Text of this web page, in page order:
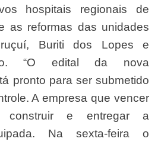
hospitais regionais de
as reformas das unidades
Buriti dos Lopes e
“O edital da nova
pronto para ser submetido
A empresa que vencer
e entregar a
Na sexta-feira o